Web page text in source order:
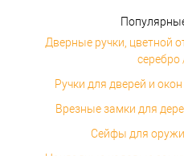
Дверные ручки, цветной
серебро
Ручки для дверей и
Врезные замки для
Сейфы для